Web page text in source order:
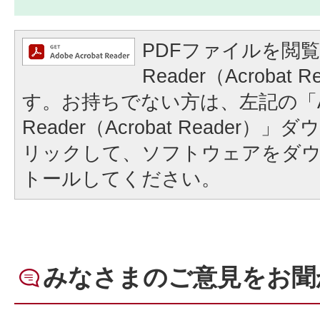
PDFファイルを閲
Reader（Acrobat
す。お持ちでない方は、左記の
Reader（Acrobat Reader）」ダ
リックして、ソフトウェアをダ
トールしてください。
みなさまのご意見をお